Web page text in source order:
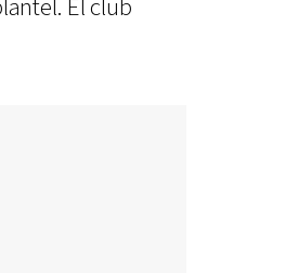
El club